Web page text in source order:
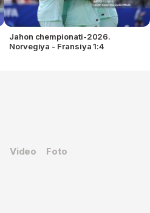
Jahon chempionati-2026.
Norvegiya - Fransiya 1:4
Video Foto